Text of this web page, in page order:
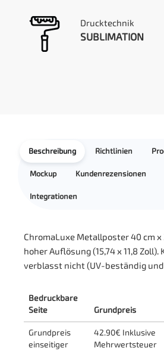
Drucktechnik
SUBLIMATION
Beschreibung Richtlinien
Mockup Kundenrezensionen
Integrationen
ChromaLuxe Metallposter 40 cm
hoher Auflösung (15,74 x 11,8
verblasst nicht (UV-beständig
Bedruckbare
Seite
Grundpreis
Grundpreis
einseitiger
42.90€ Inklusive
Mehrwertsteuer